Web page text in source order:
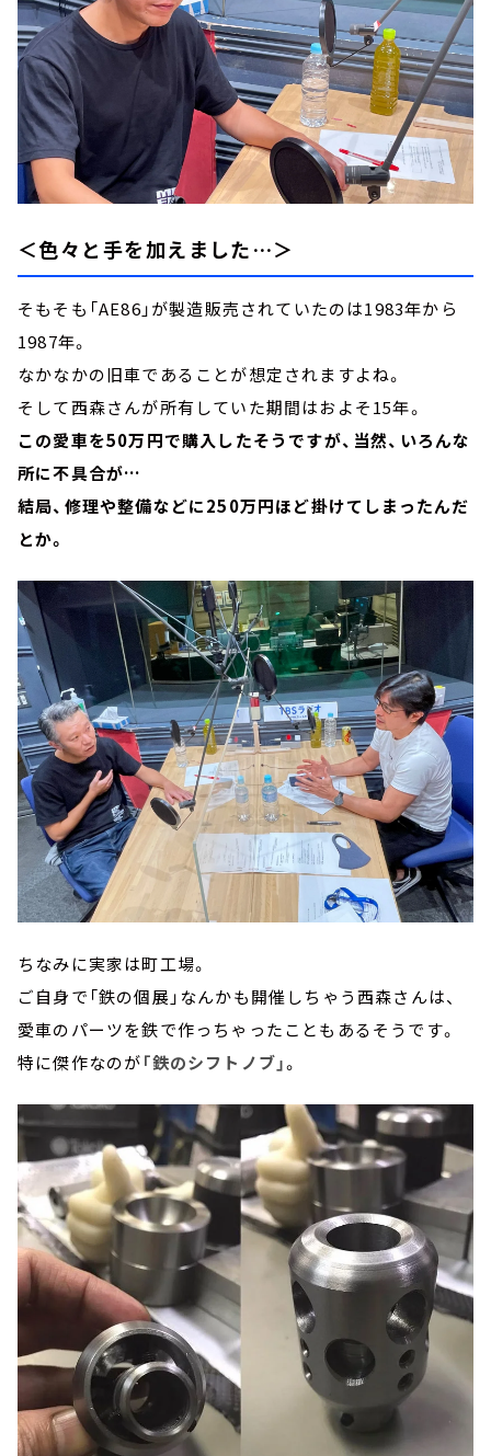
＜色々と手を加えました…＞
そもそも「AE86」が製造販売されていたのは1983年から
1987年。
なかなかの旧車であることが想定されますよね。
そして西森さんが所有していた期間はおよそ15年。
この愛車を50万円で購入したそうですが、当然、いろんな
所に不具合が…
結局、修理や整備などに250万円ほど掛けてしまったんだ
とか。
ちなみに実家は町工場。
ご自身で「鉄の個展」なんかも開催しちゃう西森さんは、
愛車のパーツを鉄で作っちゃったこともあるそうです。
特に傑作なのが「鉄のシフトノブ」。